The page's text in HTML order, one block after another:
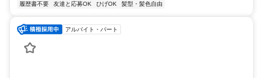
履歴書不要
友達と応募OK ひげOK 髪型・髪色自由
アルバイト・パート